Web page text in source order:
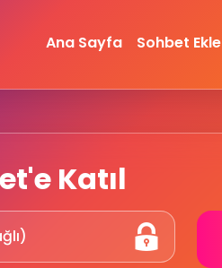
Ana Sayfa Sohbet Ekle
Katıl